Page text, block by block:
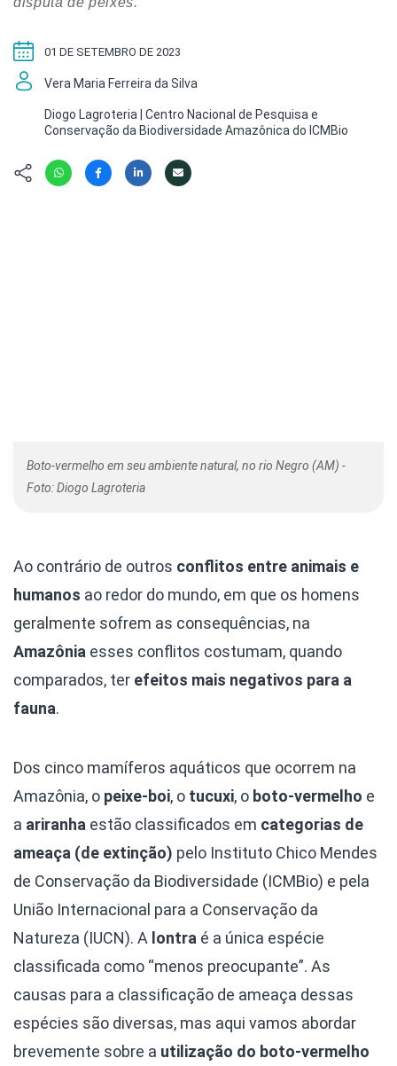
Missão
Vera Maria Ferreira da Silva
Diogo Lagroteria | Centro Nacional de Pesquisa e
Conservação da Biodiversidade Amazônica do ICMBio
01 DE SETEMBRO DE 2023
Boto-vermelho em seu ambiente natural, no rio Negro (AM) -
Foto: Diogo Lagroteria
Ao contrário de outros conflitos entre animais e
humanos ao redor do mundo, em que os homens
geralmente sofrem as consequências, na
Amazônia esses conflitos costumam, quando
comparados, ter efeitos mais negativos para a
fauna.
Dos cinco mamíferos aquáticos que ocorrem na
Amazônia, o peixe-boi, o tucuxi, o boto-vermelho e
a ariranha estão classificados em categorias de
ameaça (de extinção) pelo Instituto Chico Mendes
de Conservação da Biodiversidade (ICMBio) e pela
União Internacional para a Conservação da
Natureza (IUCN). A lontra é a única espécie
classificada como “menos preocupante”. As
causas para a classificação de ameaça dessas
espécies são diversas, mas aqui vamos abordar
brevemente sobre a utilização do boto-vermelho